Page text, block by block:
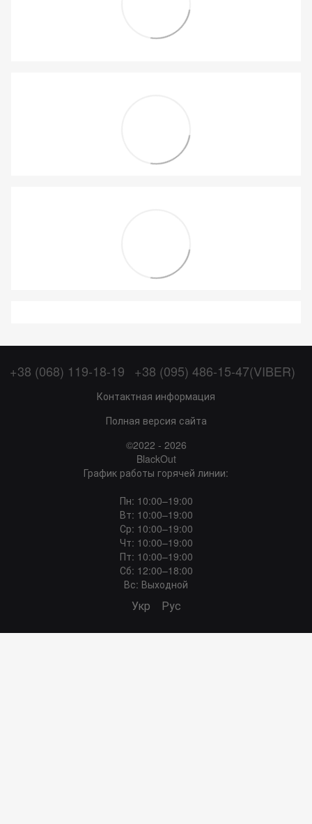
+38 (068) 119-18-19 +38 (095) 486-15-47(VIBER)
Контактная информация
Полная версия сайта
©2022 - 2026
BlackOut
График работы горячей линии:
Пн: 10:00–19:00
Вт: 10:00–19:00
Ср: 10:00–19:00
Чт: 10:00–19:00
Пт: 10:00–19:00
Сб: 12:00–18:00
Вс: Выходной
Укр Рус